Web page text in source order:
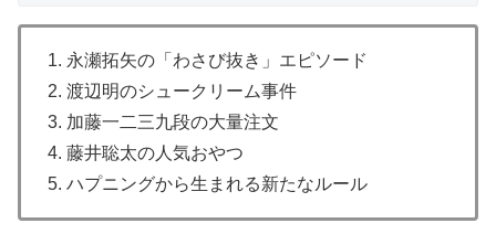
1. 永瀬拓矢の「わさび抜き」エピソード
2. 渡辺明のシュークリーム事件
3. 加藤一二三九段の大量注文
4. 藤井聡太の人気おやつ
5. ハプニングから生まれる新たなルール